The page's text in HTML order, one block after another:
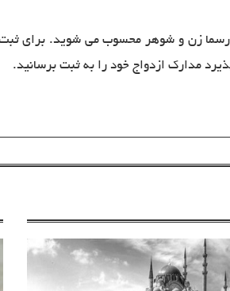
زن و شوهر محسوب می شوید. برای ثبت
مدارک ازدواج خود را به ثبت برسانید.